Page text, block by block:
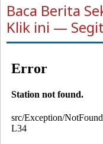
Baca Berita
Klik ini —